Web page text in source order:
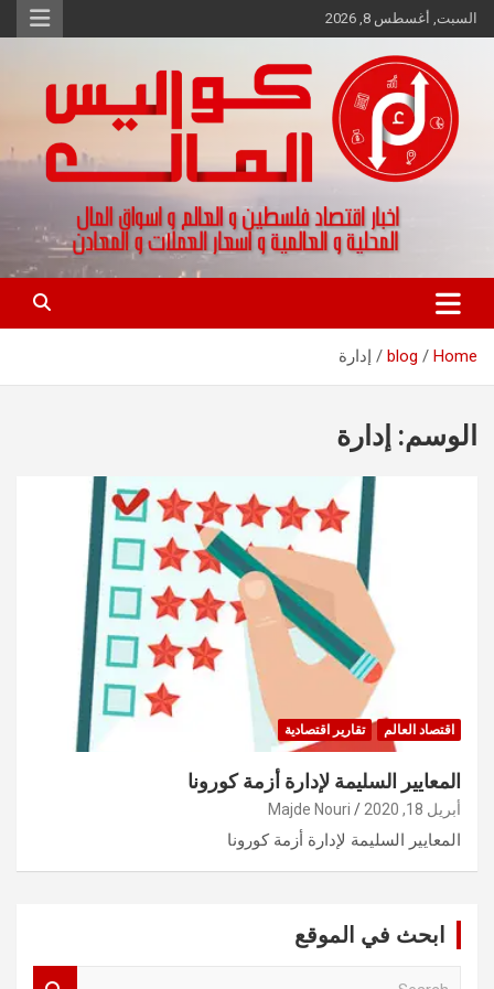
Skip
to
السبت, أغسطس 8, 2026
كواليس المال
اخبار اقتصاد فلسطين و العالم و تقارير اسواق المال و العملات
Home
blog إدارة
الوسم: إدارة
اقتصاد العالم تقارير اقتصادية
المعايير السليمة لإدارة أزمة كورونا
أبريل 18, 2020 Majde Nouri
المعايير السليمة لإدارة أزمة كورونا
ابحث في الموقع